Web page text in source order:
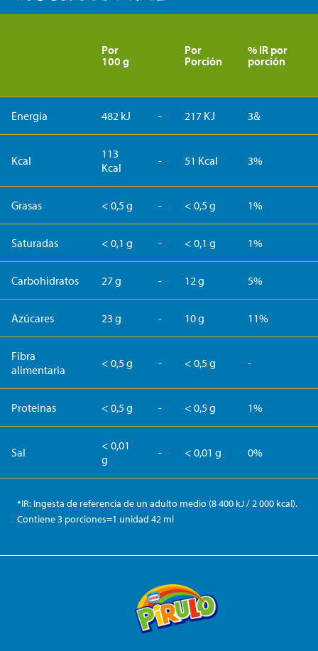
Por
100 g
Por
Porción
% IR por
porción
Energia 482 kJ - 217 KJ 3&
Kcal
113
Kcal
- 51 Kcal 3%
Grasas < 0,5 g - < 0,5 g 1%
Saturadas < 0,1 g - < 0,1 g 1%
Carbohidratos 27 g - 12 g 5%
Azúcares 23 g - 10 g 11%
Fibra
alimentaria
< 0,5 g - < 0,5 g -
Proteinas < 0,5 g - < 0,5 g 1%
Sal
< 0,01
g
- < 0,01 g 0%
*IR: Ingesta de referencia de un adulto medio (8 400 kJ / 2 000 kcal).
Contiene 3 porciones=1 unidad 42 ml